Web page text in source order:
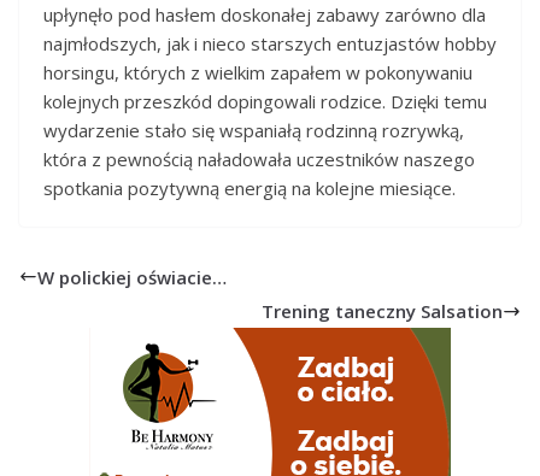
upłynęło pod hasłem doskonałej zabawy zarówno dla
najmłodszych, jak i nieco starszych entuzjastów hobby
horsingu, których z wielkim zapałem w pokonywaniu
kolejnych przeszkód dopingowali rodzice. Dzięki temu
wydarzenie stało się wspaniałą rodzinną rozrywką,
która z pewnością naładowała uczestników naszego
spotkania pozytywną energią na kolejne miesiące.
W polickiej oświacie…
Trening taneczny Salsation